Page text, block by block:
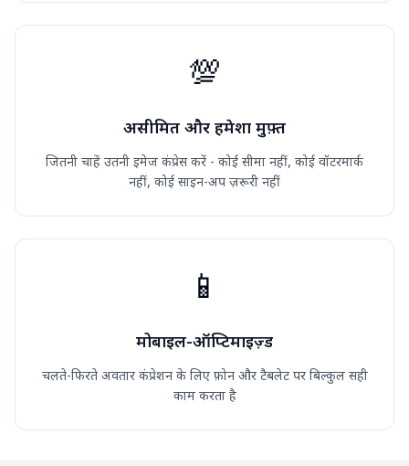
💯
असीमित और हमेशा मुफ़्त
जितनी चाहें उतनी इमेज कंप्रेस करें - कोई सीमा नहीं, कोई वॉटरमार्क
नहीं, कोई साइन-अप ज़रूरी नहीं
📱
मोबाइल-ऑप्टिमाइज़्ड
चलते-फिरते अवतार कंप्रेशन के लिए फ़ोन और टैबलेट पर बिल्कुल सही
काम करता है